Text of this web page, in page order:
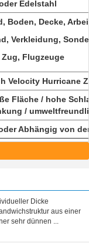
Edelstahl
Boden, Decke,
Verkleidung,
Flugzeuge
Velocity Hurricane
Fläche / hohe
/
Abhängig von
Dicke
aus einer
sehr dünnen ...